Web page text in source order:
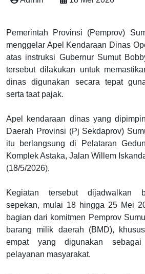
Pemerintah Provinsi (Pemprov)
menggelar Apel Kendaraan Dinas
atas instruksi Gubernur Sumut
tersebut dilakukan untuk
dinas digunakan secara tepat
serta taat pajak.
Apel kendaraan dinas yang
Daerah Provinsi (Pj Sekdaprov)
itu berlangsung di Pelataran
Komplek Astaka, Jalan Willem
(18/5/2026).
Kegiatan tersebut dijadwalkan
sepekan, mulai 18 hingga 25 Mei
bagian dari komitmen Pemprov
barang milik daerah (BMD),
empat yang digunakan
pelayanan masyarakat.